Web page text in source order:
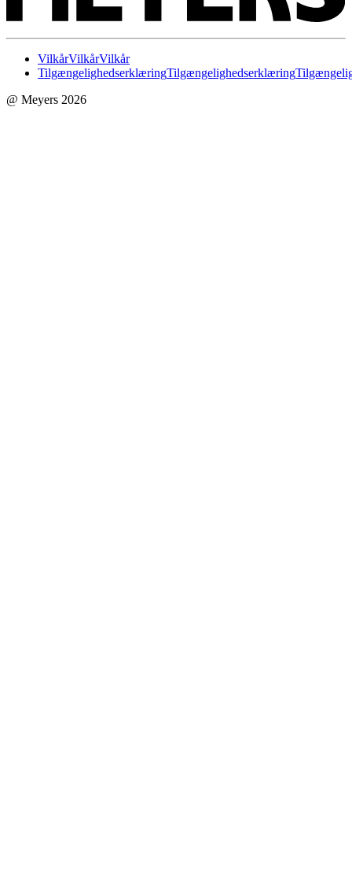
VilkårVilkårVilkår
TilgængelighedserklæringTilgængelighedserklæring
@ Meyers 2026